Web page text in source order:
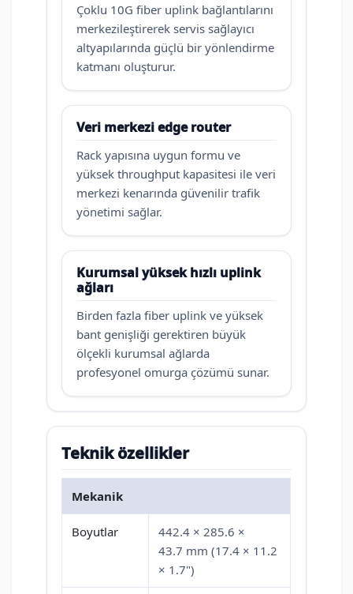
Çoklu 10G fiber uplink bağlantılarını
merkezileştirerek servis sağlayıcı
altyapılarında güçlü bir yönlendirme
katmanı oluşturur.
Veri merkezi edge router
Rack yapısına uygun formu ve
yüksek throughput kapasitesi ile veri
merkezi kenarında güvenilir trafik
yönetimi sağlar.
Kurumsal yüksek hızlı uplink
ağları
Birden fazla fiber uplink ve yüksek
bant genişliği gerektiren büyük
ölçekli kurumsal ağlarda
profesyonel omurga çözümü sunar.
Teknik özellikler
Mekanik
Boyutlar
442.4 × 285.6 ×
43.7 mm (17.4 × 11.2
× 1.7")